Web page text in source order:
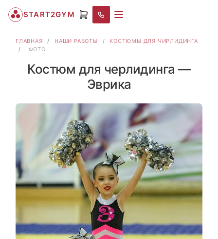
START2GYM
ГЛАВНАЯ / НАШИ РАБОТЫ /
КОСТЮМЫ ДЛЯ ЧИРЛИДИНГА
/
ФОТО
Костюм для черлидинга —
Эврика